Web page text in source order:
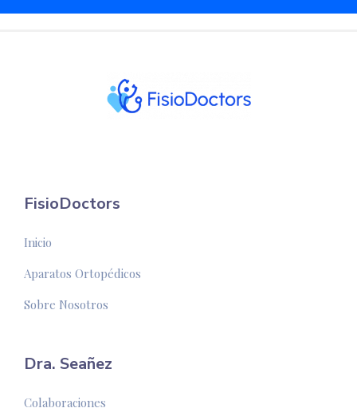
FisioDoctors
Inicio
Aparatos Ortopédicos
Sobre Nosotros
Dra. Seañez
Colaboraciones